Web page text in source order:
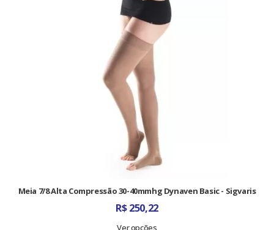
Meia 7/8 Alta Compressão 30-40mmhg Dynaven Basic - Sigvaris
R$250,22
Ver opções